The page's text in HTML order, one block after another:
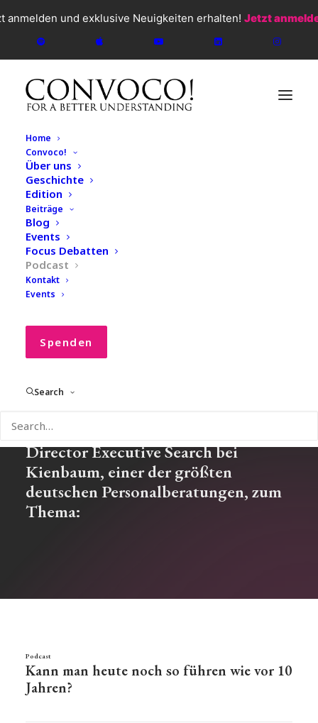
anmelden und exklusive Neuigkeiten erhalten! Jetzt
Home
Convoco!
Über uns
Geschichte
Edition
Beiträge
Blog
Events
Focus Debatten
Podcast
Kontakt
Events
Spenden
Search
CONVOCO!
Podcast
#107 Anna-Maria Karl –
Kann man heute noch so
führen wie vor 10 Jahren?
M. Flick mit Anna-Maria Karl,
Director Executive Search bei
Kienbaum, einer der größten
deutschen Personalberatungen, zum
Thema:
Podcast
Kann man heute noch so führen wie vor 10
Jahren?